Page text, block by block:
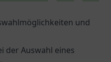
und
der Auswahl eines